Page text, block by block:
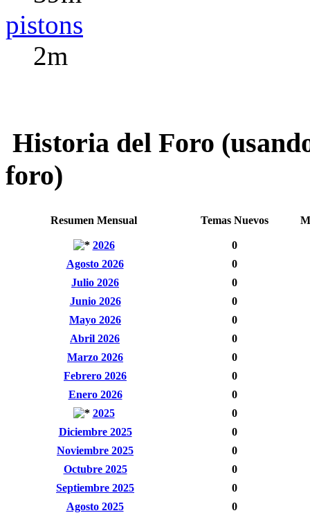
pistons
2m
Historia del Foro
foro)
Resumen Mensual Temas Nuevos
2026
0
Agosto 2026
0
Julio 2026
0
Junio 2026
0
Mayo 2026
0
Abril 2026
0
Marzo 2026
0
Febrero 2026
0
Enero 2026
0
2025
0
Diciembre 2025
0
Noviembre 2025
0
Octubre 2025
0
Septiembre 2025
0
Agosto 2025
0